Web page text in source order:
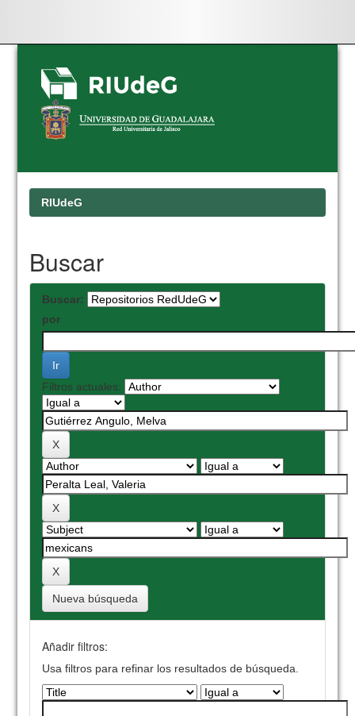
Skip
navigation
RIUdeG
Buscar
Buscar:
por
Filtros actuales:
Nueva búsqueda
Añadir filtros:
Usa filtros para refinar los resultados de búsqueda.